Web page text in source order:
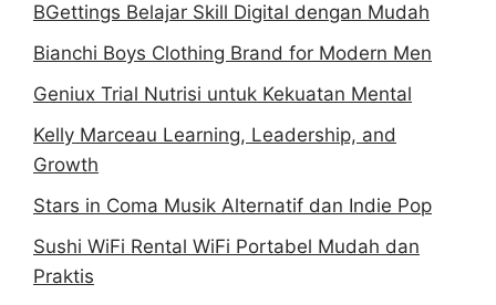
BGettings Belajar Skill Digital dengan Mudah
Bianchi Boys Clothing Brand for Modern Men
Geniux Trial Nutrisi untuk Kekuatan Mental
Kelly Marceau Learning, Leadership, and
Growth
Stars in Coma Musik Alternatif dan Indie Pop
Sushi WiFi Rental WiFi Portabel Mudah dan
Praktis